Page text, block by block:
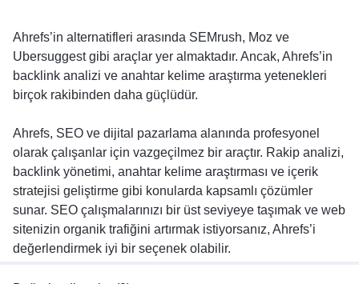
Ahrefs’in alternatifleri arasında SEMrush, Moz ve
Ubersuggest gibi araçlar yer almaktadır. Ancak, Ahrefs’in
backlink analizi ve anahtar kelime araştırma yetenekleri
birçok rakibinden daha güçlüdür.
Ahrefs, SEO ve dijital pazarlama alanında profesyonel
olarak çalışanlar için vazgeçilmez bir araçtır. Rakip analizi,
backlink yönetimi, anahtar kelime araştırması ve içerik
stratejisi geliştirme gibi konularda kapsamlı çözümler
sunar. SEO çalışmalarınızı bir üst seviyeye taşımak ve web
sitenizin organik trafiğini artırmak istiyorsanız, Ahrefs’i
değerlendirmek iyi bir seçenek olabilir.